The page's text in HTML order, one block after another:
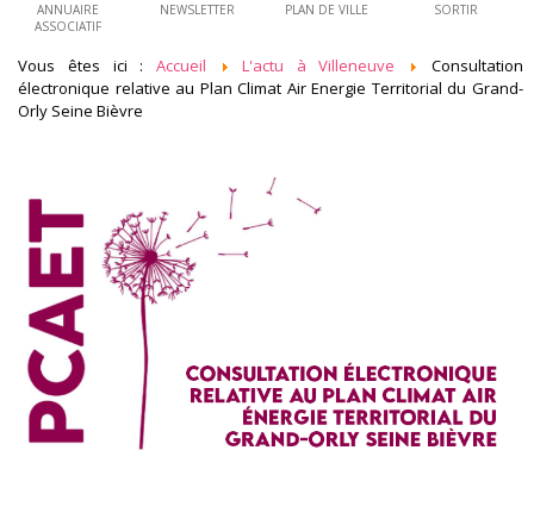
ANNUAIRE
ASSOCIATIF
NEWSLETTER PLAN DE VILLE SORTIR
Vous êtes ici : Accueil L'actu à Villeneuve
Consultation
électronique relative au Plan Climat Air Energie Territorial du Grand-
Orly Seine Bièvre